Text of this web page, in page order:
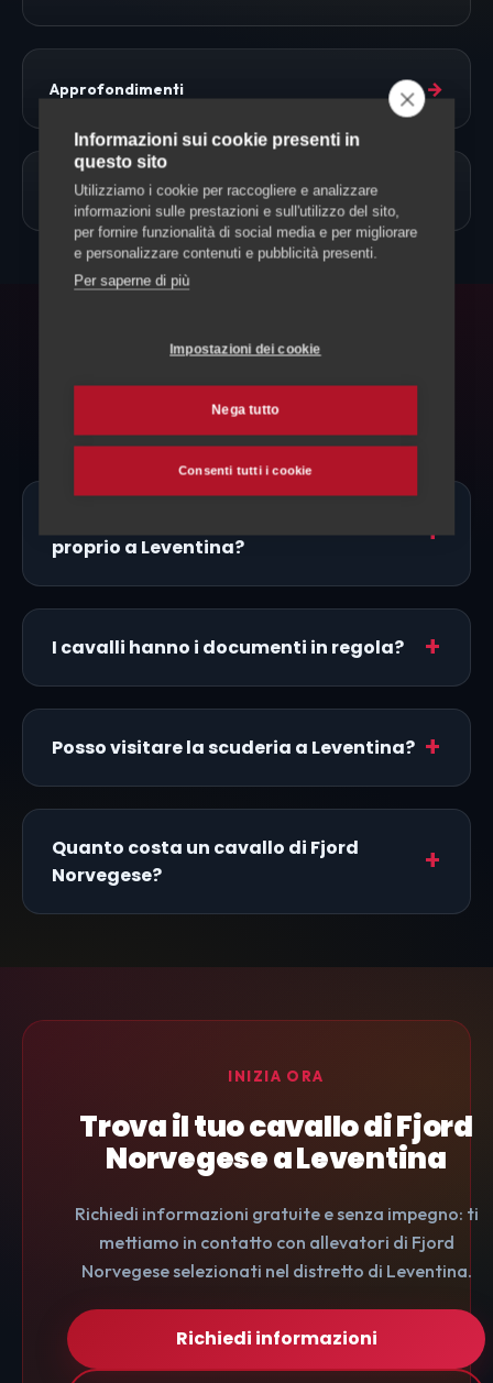
Approfondimenti →
Allevamento Cavalli
FAQ
Domande frequenti
proprio a Leventina?
I cavalli hanno i documenti in regola?
Posso visitare la scuderia a Leventina?
Quanto costa un cavallo di Fjord
Norvegese?
INIZIA ORA
Trova il tuo cavallo di Fjord
Norvegese a Leventina
Richiedi informazioni gratuite e senza impegno: ti
mettiamo in contatto con allevatori di Fjord
Norvegese selezionati nel distretto di Leventina.
Richiedi informazioni
Informazioni sui cookie presenti in
questo sito
Utilizziamo i cookie per raccogliere e analizzare
informazioni sulle prestazioni e sull'utilizzo del sito,
per fornire funzionalità di social media e per migliorare
e personalizzare contenuti e pubblicità presenti.
Per saperne di più
Impostazioni dei cookie
Nega tutto
Consenti tutti i cookie